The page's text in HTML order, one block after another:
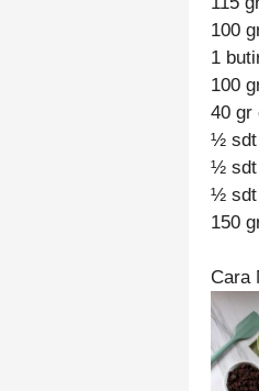
100
1
100
40 gr
½ sdt
½ sdt
½ sdt
150
Cara